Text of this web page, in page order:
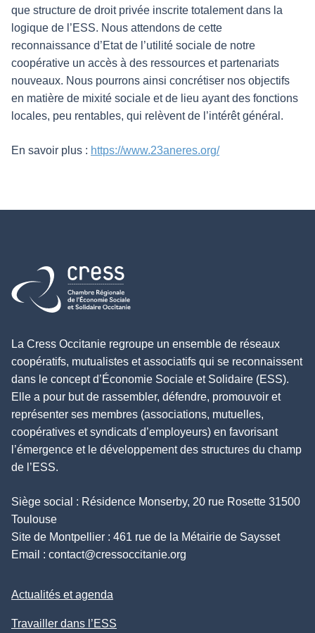
que structure de droit privée inscrite totalement dans la
logique de l’ESS. Nous attendons de cette
reconnaissance d’Etat de l’utilité sociale de notre
coopérative un accès à des ressources et partenariats
nouveaux. Nous pourrons ainsi concrétiser nos objectifs
en matière de mixité sociale et de lieu ayant des fonctions
locales, peu rentables, qui relèvent de l’intérêt général.
En savoir plus : https://www.23aneres.org/
Retour à l'accueil
La Cress Occitanie regroupe un ensemble de réseaux
coopératifs, mutualistes et associatifs qui se reconnaissent
dans le concept d’Économie Sociale et Solidaire (ESS).
Elle a pour but de rassembler, défendre, promouvoir et
représenter ses membres (associations, mutuelles,
coopératives et syndicats d’employeurs) en favorisant
l’émergence et le développement des structures du champ
de l’ESS.
Siège social : Résidence Monserby, 20 rue Rosette 31500
Toulouse
Site de Montpellier : 461 rue de la Métairie de Saysset
Email : contact@cressoccitanie.org
Actualités et agenda
Travailler dans l’ESS